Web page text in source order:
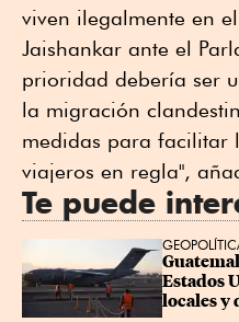
viven ilegalmente en
Jaishankar ante el
prioridad debería ser
la migración
medidas para facilitar
viajeros en regla",
Te puede
Estados
locales y